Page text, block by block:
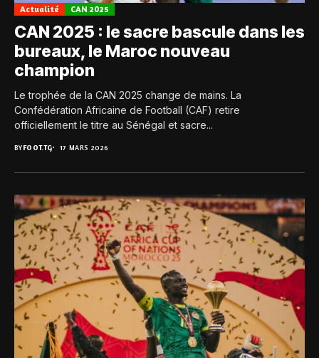
Actualité CAN 2025
CAN 2025 : le sacre bascule dans les
bureaux, le Maroc nouveau
champion
Le trophée de la CAN 2025 change de mains. La
Confédération Africaine de Football (CAF) retire
officiellement le titre au Sénégal et sacre...
BYFOOT.TG 17 MARS 2026